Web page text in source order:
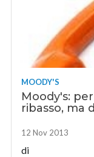
MOODY'S
Moody's:
ribasso, ma
12 Nov 2013
di